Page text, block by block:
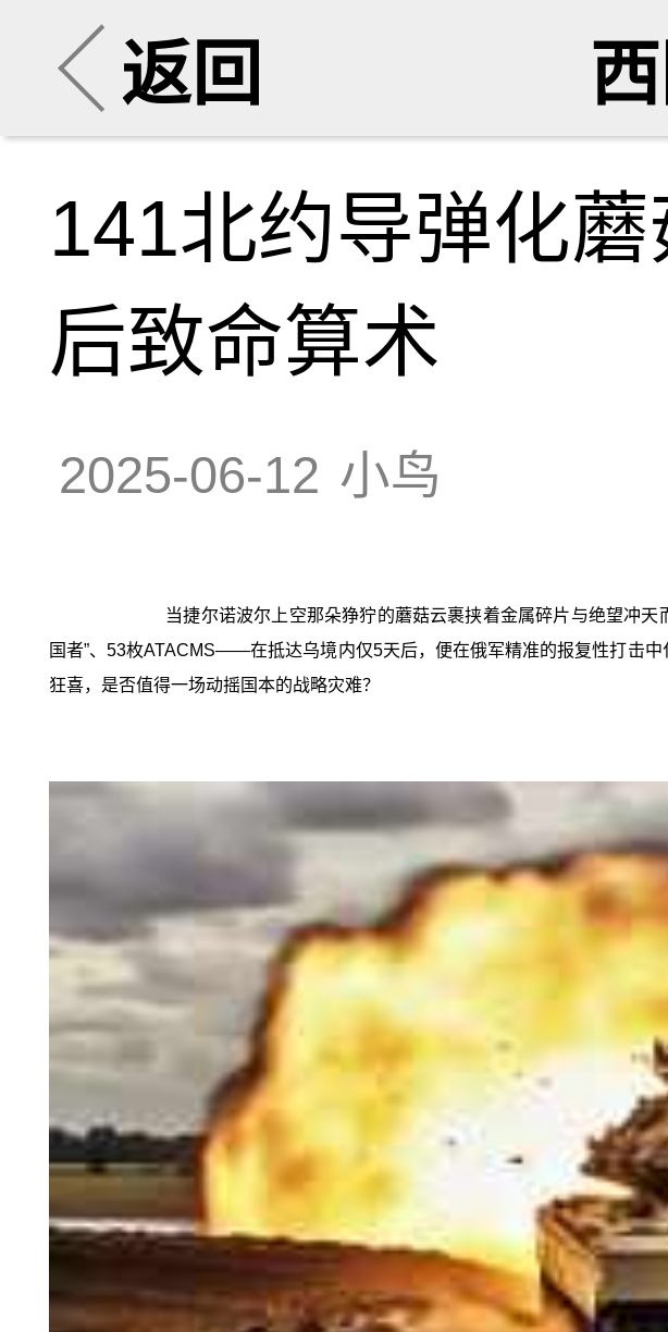
返回
141北约导弹化
后致命算术
2025-06-12 小鸟
当捷尔诺波尔上空那朵狰狞的蘑菇云裹挟着金属碎片与绝望冲
国者”、53枚ATACMS——在抵达乌境内仅5天后，便在俄军精准的报复性打击
狂喜，是否值得一场动摇国本的战略灾难？